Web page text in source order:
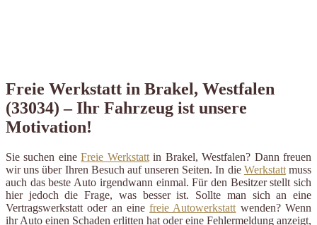
Freie Werkstatt in Brakel, Westfalen
(33034) – Ihr Fahrzeug ist unsere
Motivation!
Sie suchen eineFreie Werkstattin Brakel, Westfalen? Dann freuen
wir uns über Ihren Besuch auf unseren Seiten. In die Werkstattmuss
auch das beste Auto irgendwann einmal. Für den Besitzer stellt sich
hier jedoch die Frage, was besser ist. Sollte man sich an eine
Vertragswerkstatt oder an einefreie Autowerkstatt wenden? Wenn
ihr Auto einen Schaden erlitten hat oder eine Fehlermeldung anzeigt,